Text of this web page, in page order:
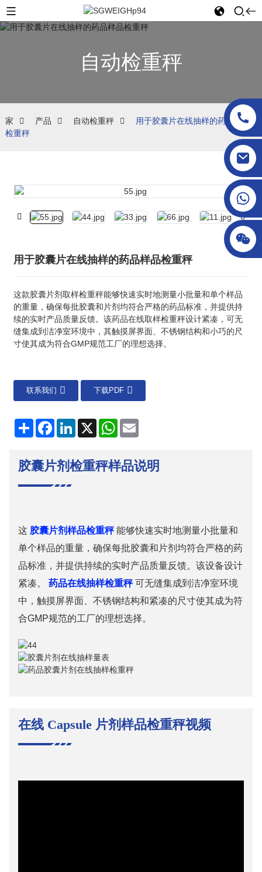
自动检重秤
家 产品 自动检重秤
用于胶囊片在线抽样的药品样品
检重秤
用于胶囊片在线抽样的药品样品检重秤
这款胶囊片剂取样检重秤能够快速实时地测量小批量和单个样品
的重量，确保每批胶囊和片剂均符合严格的药品标准，并提供持
续的实时产品质量反馈。该药品在线取样检重秤设计紧凑，可无
缝集成到洁净室环境中，其触摸屏界面、不锈钢结构和小巧的尺
寸使其成为符合GMP规范工厂的理想选择。
联系我们 下载PDF
分
享
FacebookLinkedIn
X WhatsApp
电
胶囊片剂检重秤样品说明
这 胶囊片剂样品检重秤能够快速实时地测量小批量和
单个样品的重量，确保每批胶囊和片剂均符合严格的药
品标准，并提供持续的实时产品质量反馈。该设备设计
紧凑。 药品在线抽样检重秤可无缝集成到洁净室环境
中，触摸屏界面、不锈钢结构和紧凑的尺寸使其成为符
合GMP规范的工厂的理想选择。
在线 CApsule 片剂样品检重秤视频